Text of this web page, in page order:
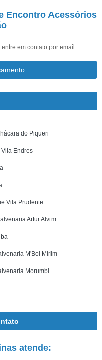
Encontro Acessórios
entre em contato por email.
do Piqueri
Endres
Vila Prudente
Artur Alvim
M'Boi Mirim
Morumbi
atende: